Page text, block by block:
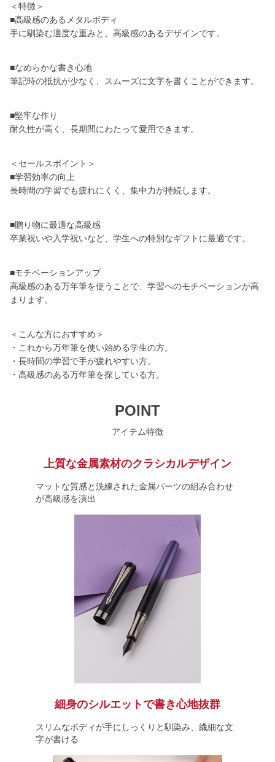
＜特徴＞
■高級感のあるメタルボディ
手に馴染む適度な重みと、高級感のあるデザインです。
■なめらかな書き心地
筆記時の抵抗が少なく、スムーズに文字を書くことができます。
■堅牢な作り
耐久性が高く、長期間にわたって愛用できます。
＜セールスポイント＞
■学習効率の向上
長時間の学習でも疲れにくく、集中力が持続します。
■贈り物に最適な高級感
卒業祝いや入学祝いなど、学生への特別なギフトに最適です。
■モチベーションアップ
高級感のある万年筆を使うことで、学習へのモチベーションが高
まります。
＜こんな方におすすめ＞
・これから万年筆を使い始める学生の方。
・長時間の学習で手が疲れやすい方。
・高級感のある万年筆を探している方。
POINT
アイテム特徴
上質な金属素材のクラシカルデザイン
マットな質感と洗練された金属パーツの組み合わせ
が高級感を演出
細身のシルエットで書き心地抜群
スリムなボディが手にしっくりと馴染み、繊細な文
字が書ける